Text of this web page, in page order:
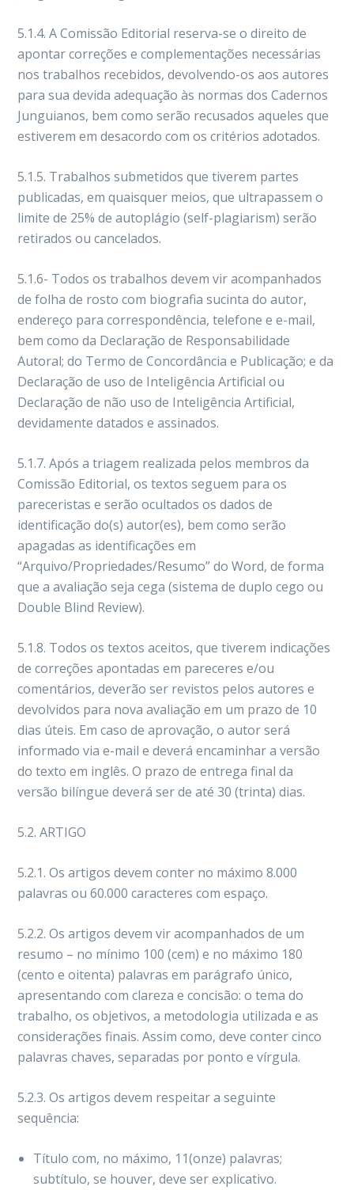
5.1.4. A Comissão Editorial reserva-se o direito de
apontar correções e complementações necessárias
nos trabalhos recebidos, devolvendo-os aos autores
para sua devida adequação às normas dos Cadernos
Junguianos, bem como serão recusados aqueles que
estiverem em desacordo com os critérios adotados.
5.1.5. Trabalhos submetidos que tiverem partes
publicadas, em quaisquer meios, que ultrapassem o
limite de 25% de autoplágio (self-plagiarism) serão
retirados ou cancelados.
5.1.6- Todos os trabalhos devem vir acompanhados
de folha de rosto com biografia sucinta do autor,
endereço para correspondência, telefone e e-mail,
bem como da Declaração de Responsabilidade
Autoral; do Termo de Concordância e Publicação; e da
Declaração de uso de Inteligência Artificial ou
Declaração de não uso de Inteligência Artificial,
devidamente datados e assinados.
5.1.7. Após a triagem realizada pelos membros da
Comissão Editorial, os textos seguem para os
pareceristas e serão ocultados os dados de
identificação do(s) autor(es), bem como serão
apagadas as identificações em
“Arquivo/Propriedades/Resumo” do Word, de forma
que a avaliação seja cega (sistema de duplo cego ou
Double Blind Review).
5.1.8. Todos os textos aceitos, que tiverem indicações
de correções apontadas em pareceres e/ou
comentários, deverão ser revistos pelos autores e
devolvidos para nova avaliação em um prazo de 10
dias úteis. Em caso de aprovação, o autor será
informado via e-mail e deverá encaminhar a versão
do texto em inglês. O prazo de entrega final da
versão bilíngue deverá ser de até 30 (trinta) dias.
5.2. ARTIGO
5.2.1. Os artigos devem conter no máximo 8.000
palavras ou 60.000 caracteres com espaço.
5.2.2. Os artigos devem vir acompanhados de um
resumo – no mínimo 100 (cem) e no máximo 180
(cento e oitenta) palavras em parágrafo único,
apresentando com clareza e concisão: o tema do
trabalho, os objetivos, a metodologia utilizada e as
considerações finais. Assim como, deve conter cinco
palavras chaves, separadas por ponto e vírgula.
5.2.3. Os artigos devem respeitar a seguinte
sequência:
Título com, no máximo, 11(onze) palavras;
subtítulo, se houver, deve ser explicativo.